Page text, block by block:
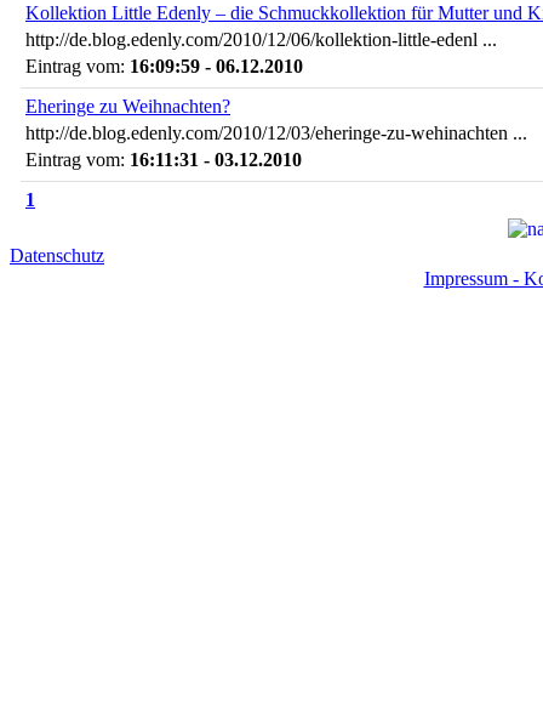
Kollektion Little Edenly – die Schmuckkollektion für Mutter und
http://de.blog.edenly.com/2010/12/06/kollektion-little-edenl ...
Eintrag vom: 16:09:59 - 06.12.2010
Eheringe zu Weihnachten?
http://de.blog.edenly.com/2010/12/03/eheringe-zu-wehinachten ...
Eintrag vom: 16:11:31 - 03.12.2010
1
Datenschutz
Impressum -